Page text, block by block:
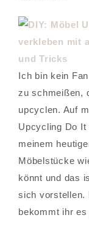
Ich bin kein
zu schmeißen,
upcyclen. Auf
Upcycling Do It
meinem
Möbelstücke
könnt und das
sich vorstellen.
bekommt ihr